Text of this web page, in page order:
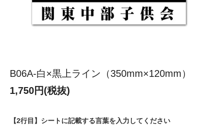
B06A-白×黒上ライン（350mm×120mm）
1,750円(税抜)
【2行目】シートに記載する言葉を入力してください